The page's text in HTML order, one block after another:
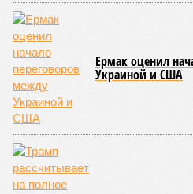
Ермак оценил
Украиной и США